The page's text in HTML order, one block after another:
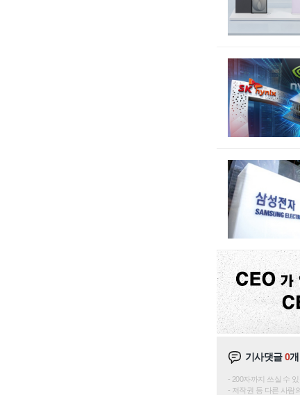
기사댓글0개
200자까지 쓰실 수
저작권 등 다른 사람